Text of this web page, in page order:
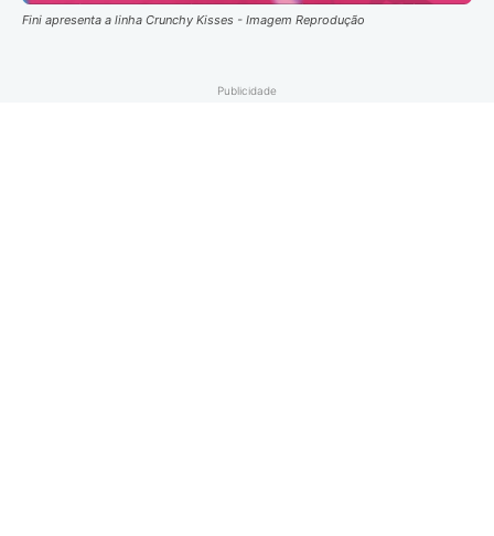
Fini apresenta a linha Crunchy Kisses - Imagem Reprodução
Publicidade